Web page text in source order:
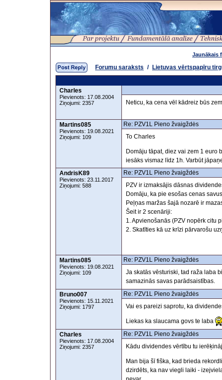
Jaunākais
Forumu saraksts / Lietuvas vērtspapīru
Charles
Pievienots: 17.08.2004
Ziņojumi: 2357
Neticu, ka cena vēl kādreiz būs
Martins085
Pievienots: 19.08.2021
Ziņojumi: 109
Re: PZV1L Pieno žvaigždės
To Charles
Domāju tāpat, diez vai zem 1 euro
iesāks vismaz līdz 1h. Varbūt
AndrisK89
Pievienots: 23.11.2017
Ziņojumi: 588
Re: PZV1L Pieno žvaigždės
PZV ir izmaksājis dāsnas
Domāju, ka pie esošas cenas
Peļņas maržas šajā nozarē ir
Šeit ir 2 scenāriji:
1. Apvienošanās (PZV nopērk citu
2. Skatīties kā uz krīzi pārvarošu
Martins085
Pievienots: 19.08.2021
Ziņojumi: 109
Re: PZV1L Pieno žvaigždės
Ja skatās vēsturiski, tad raža laba
samazinās savas parādsaistības.
Bruno007
Pievienots: 15.11.2021
Ziņojumi: 1797
Re: PZV1L Pieno žvaigždės
Vai es pareizi saprotu, ka
Liekas ka slaucama govs te laba
Charles
Pievienots: 17.08.2004
Ziņojumi: 2357
Re: PZV1L Pieno žvaigždės
Kādu dividendes vērtību tu
Man bija šī fiška, kad brieda
dzirdēts, ka nav viegli laiki -